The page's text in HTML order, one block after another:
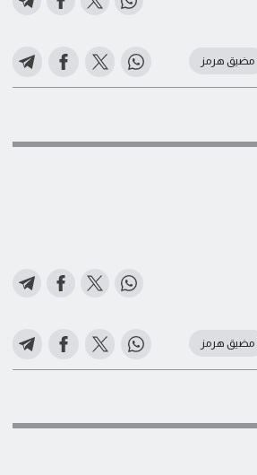
مضيق هرمز
مضيق هرمز